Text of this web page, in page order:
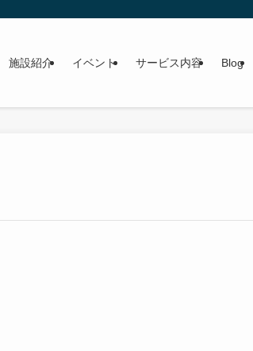
施設紹介 イベント サービス内容 Blog